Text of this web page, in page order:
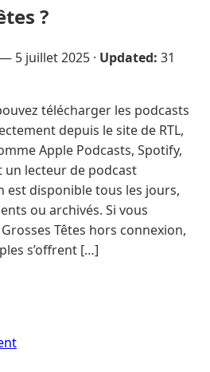
?
— 5 juillet 2025 · Updated: 31
télécharger les podcasts
depuis le site de RTL,
Apple Podcasts, Spotify,
un lecteur de podcast
est disponible tous les jours,
ou archivés. Si vous
Têtes hors connexion,
s’offrent […]